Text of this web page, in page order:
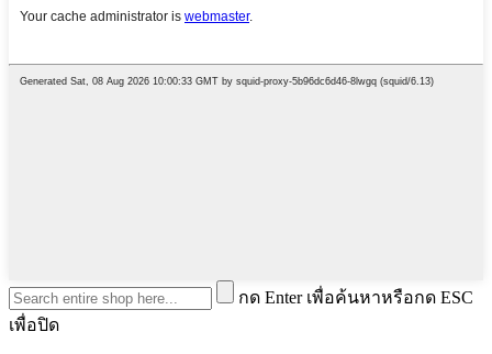
กด Enter เพื่อค้นหาหรือกด ESC
เพื่อปิด